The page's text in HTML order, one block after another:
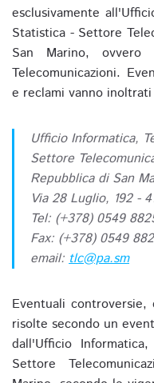
esclusivamente
Statistica - Settore
San Marino,
Telecomunicazioni.
e reclami vanno inoltrati
Ufficio Informatica,
Settore
Repubblica di San
Via 28 Luglio, 192 -
Tel: (+378) 0549
Fax: (+378) 0549
email: tlc@pa.sm
Eventuali
risolte secondo un
dall'Ufficio
Settore